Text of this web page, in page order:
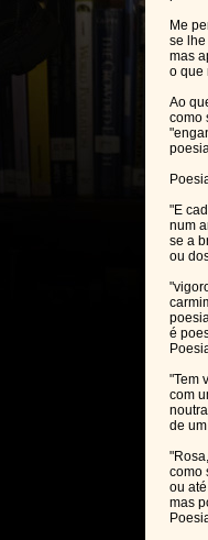
Me
se
mas
o que
Ao
como
"E
num
se a
ou
é
"Tem
com
de
como
ou
mas